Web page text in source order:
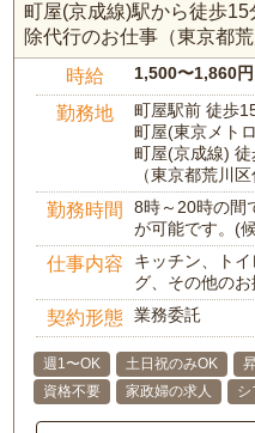
町屋(京成線)駅から徒歩
除代行のお仕事（東京都荒
時給 1,500〜1,860円
勤務地
町屋駅前 徒歩
町屋(東京メト
町屋(京成線)
（東京都荒川区
勤務時間
8時～20時の間
が可能です。(
仕事内容
キッチン、ト
グ、その他のお
契約形態 業務委託
週1〜OK 土日祝のみOK
資格不要
家政婦の求人 シ